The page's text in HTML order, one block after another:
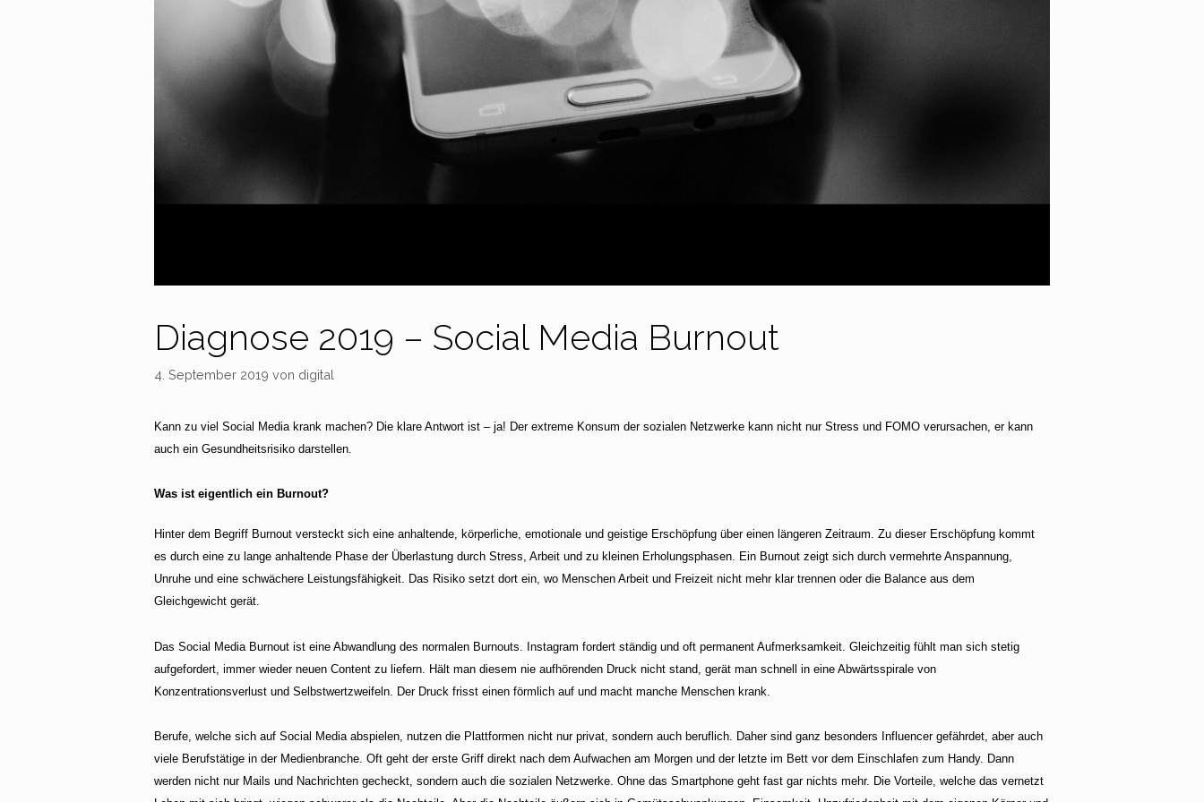
Diagnose 2019 – Social Media Burnout
4. September 2019 von digital
Kann zu viel Social Media krank machen? Die klare Antwort ist – ja! Der extreme Konsum der sozialen Netzwerke kann nicht nur Stress und FOMO verursachen, er kann
auch ein Gesundheitsrisiko darstellen.
Was ist eigentlich ein Burnout?
Hinter dem Begriff Burnout versteckt sich eine anhaltende, körperliche, emotionale und geistige Erschöpfung über einen längeren Zeitraum. Zu dieser Erschöpfung kommt
es durch eine zu lange anhaltende Phase der Überlastung durch Stress, Arbeit und zu kleinen Erholungsphasen. Ein Burnout zeigt sich durch vermehrte Anspannung,
Unruhe und eine schwächere Leistungsfähigkeit. Das Risiko setzt dort ein, wo Menschen Arbeit und Freizeit nicht mehr klar trennen oder die Balance aus dem
Gleichgewicht gerät.
Das Social Media Burnout ist eine Abwandlung des normalen Burnouts. Instagram fordert ständig und oft permanent Aufmerksamkeit. Gleichzeitig fühlt man sich stetig
aufgefordert, immer wieder neuen Content zu liefern. Hält man diesem nie aufhörenden Druck nicht stand, gerät man schnell in eine Abwärtsspirale von
Konzentrationsverlust und Selbstwertzweifeln. Der Druck frisst einen förmlich auf und macht manche Menschen krank.
Berufe, welche sich auf Social Media abspielen, nutzen die Plattformen nicht nur privat, sondern auch beruflich. Daher sind ganz besonders Influencer gefährdet, aber auch
viele Berufstätige in der Medienbranche. Oft geht der erste Griff direkt nach dem Aufwachen am Morgen und der letzte im Bett vor dem Einschlafen zum Handy. Dann
werden nicht nur Mails und Nachrichten gecheckt, sondern auch die sozialen Netzwerke. Ohne das Smartphone geht fast gar nichts mehr. Die Vorteile, welche das vernetzt